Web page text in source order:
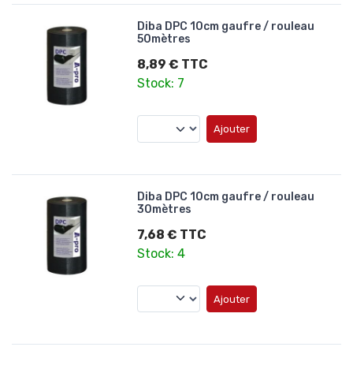
Diba DPC 10cm gaufre / rouleau
50mètres
8,89 € TTC
Stock: 7
Ajouter
Diba DPC 10cm gaufre / rouleau
30mètres
7,68 € TTC
Stock: 4
Ajouter